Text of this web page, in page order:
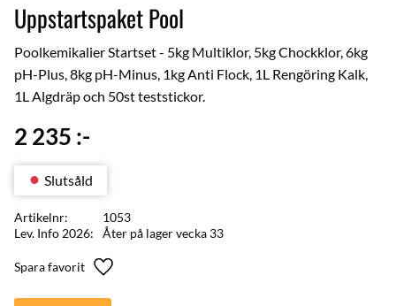
Uppstartspaket Pool
Poolkemikalier Startset - 5kg Multiklor, 5kg Chockklor, 6kg
pH-Plus, 8kg pH-Minus, 1kg Anti Flock, 1L Rengöring Kalk,
1L Algdräp och 50st teststickor.
2 235 :-
Lägg till i favoriter
Slutsåld
Artikelnr
1053
Lev. Info 2026
Åter på lager vecka 33